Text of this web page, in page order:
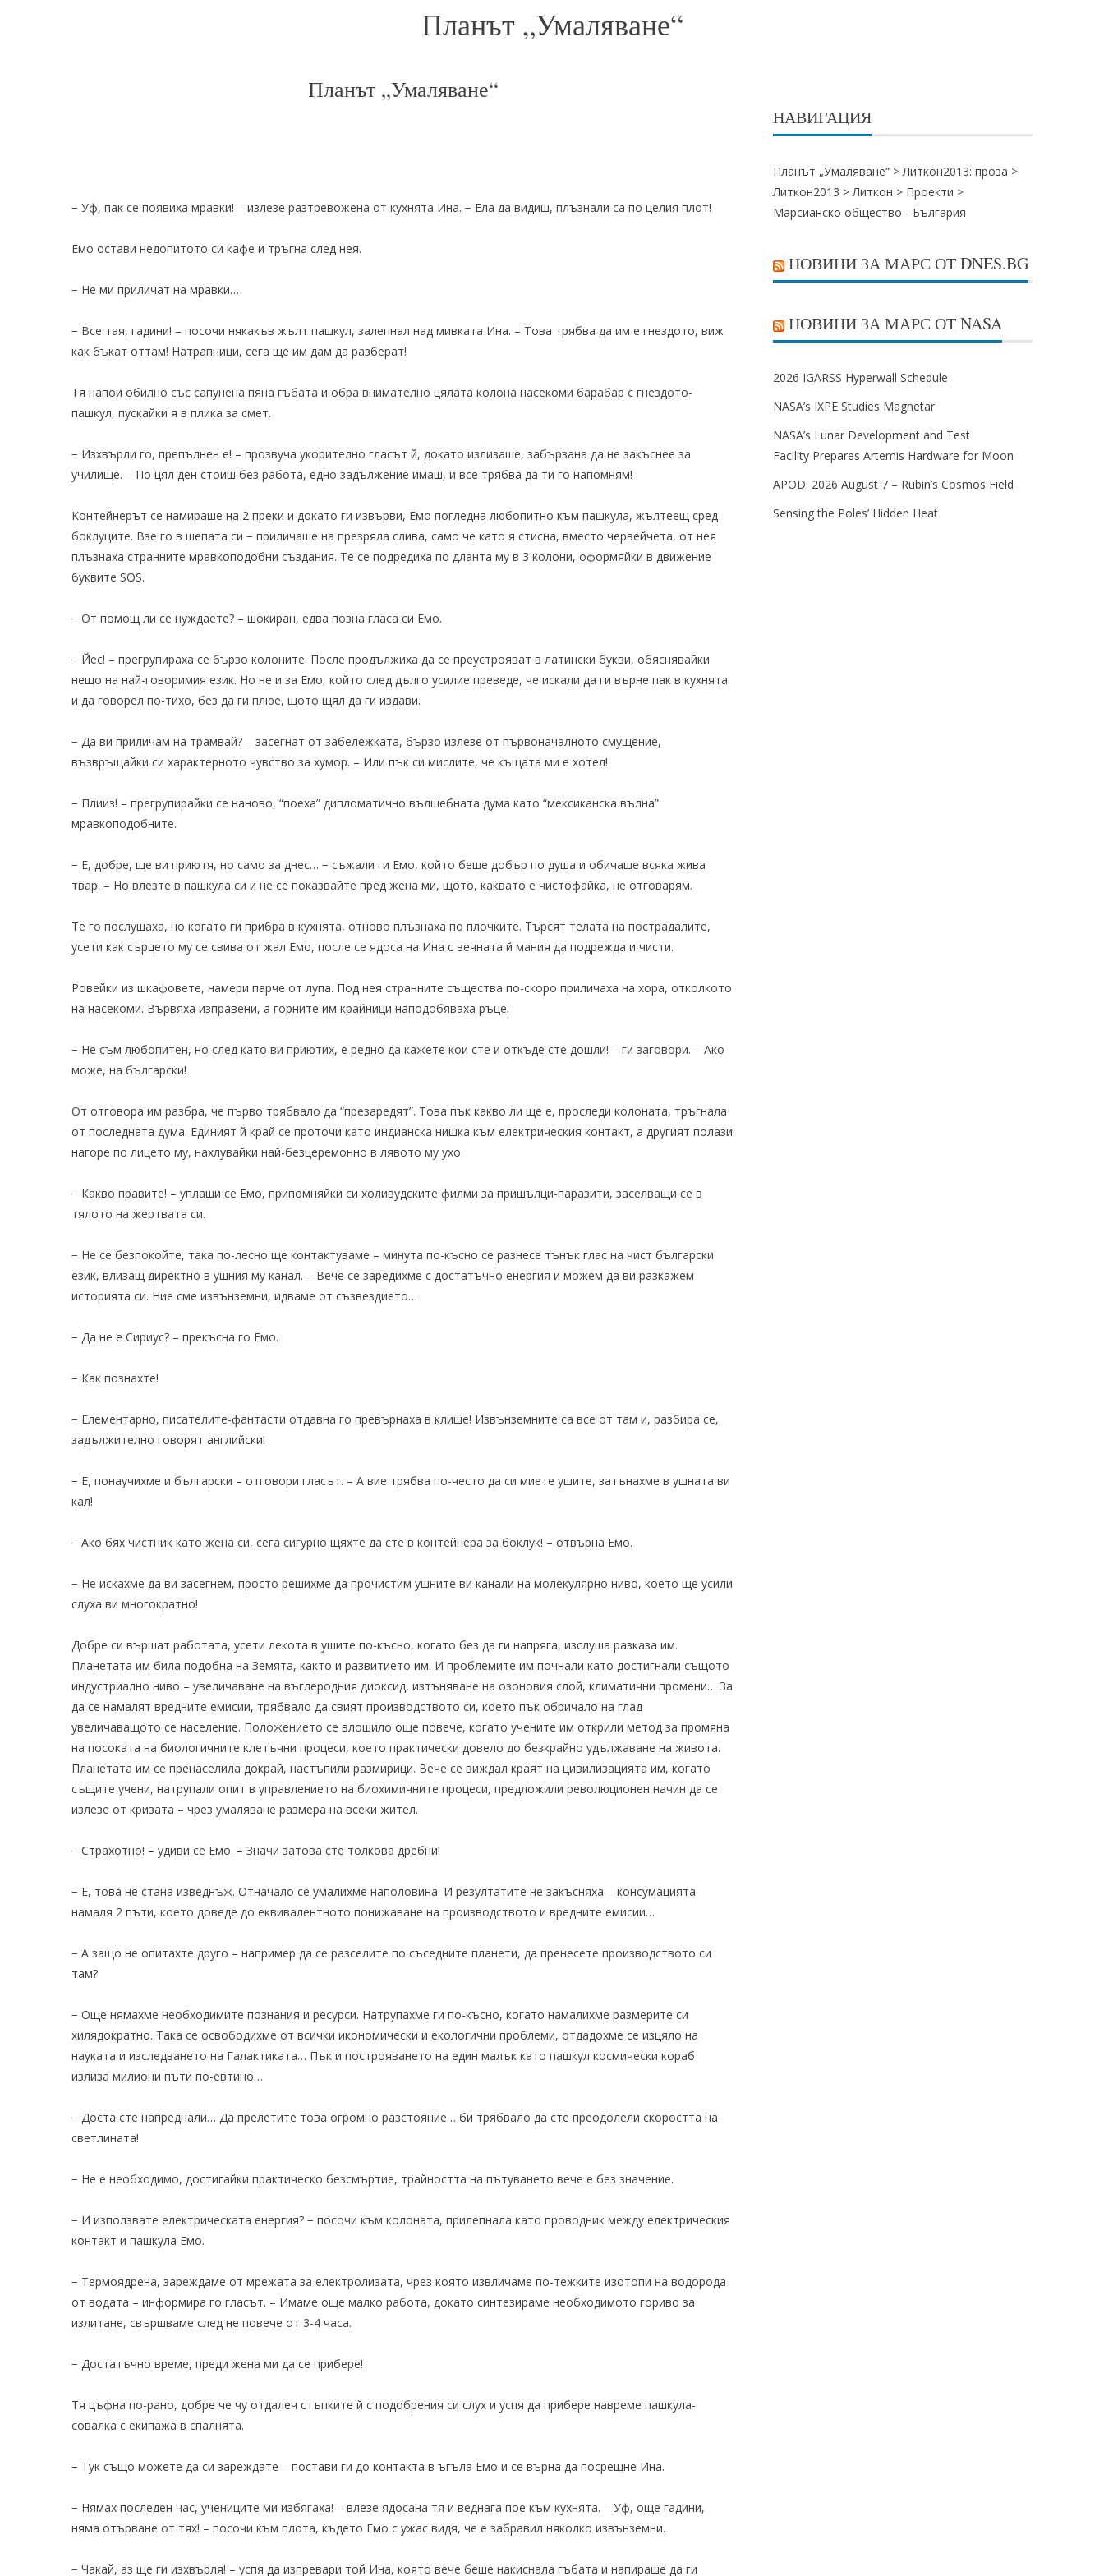
Планът „Умаляване“
Планът „Умаляване“
− Уф, пак се появиха мравки! – излезе разтревожена от кухнята Ина. − Eла да видиш, плъзнали са по целия плот!
Емо остави недопитото си кафе и тръгна след нея.
− Не ми приличат на мравки…
− Все тая, гадини! – посочи някакъв жълт пашкул, залепнал над мивката Ина. – Това трябва да им е гнездото, виж
как бъкат оттам! Натрапници, сега ще им дам да разберат!
Тя напои обилно със сапунена пяна гъбата и обра внимателно цялата колона насекоми барабар с гнездото-
пашкул, пускайки я в плика за смет.
− Изхвърли го, препълнен е! – прозвуча укорително гласът й, докато излизаше, забързана да не закъснее за
училище. – По цял ден стоиш без работа, едно задължение имаш, и все трябва да ти го напомням!
Контейнерът се намираше на 2 преки и докато ги извърви, Емо погледна любопитно към пашкула, жълтеещ сред
боклуците. Взе го в шепата си − приличаше на презряла слива, само че като я стисна, вместо червейчета, от нея
плъзнаха странните мравкоподобни създания. Те се подредиха по дланта му в 3 колони, оформяйки в движение
буквите SОS.
− От помощ ли се нуждаете? – шокиран, едва позна гласа си Емо.
− Йес! – прегрупираха се бързо колоните. После продължиха да се преустрояват в латински букви, обяснявайки
нещо на най-говоримия език. Но не и за Емо, който след дълго усилие преведе, че искали да ги върне пак в кухнята
и да говорел по-тихо, без да ги плюе, щото щял да ги издави.
− Да ви приличам на трамвай? – засегнат от забележката, бързо излезе от първоначалното смущение,
възвръщайки си характерното чувство за хумор. – Или пък си мислите, че къщата ми е хотел!
− Плииз! – прегрупирайки се наново, “поеха” дипломатично вълшебната дума като “мексиканска вълна”
мравкоподобните.
− Е, добре, ще ви приютя, но само за днес… − съжали ги Емо, който беше добър по душа и обичаше всяка жива
твар. – Но влезте в пашкула си и не се показвайте пред жена ми, щото, каквато е чистофайка, не отговарям.
Те го послушаха, но когато ги прибра в кухнята, отново плъзнаха по плочките. Търсят телата на пострадалите,
усети как сърцето му се свива от жал Емо, после се ядоса на Ина с вечната й мания да подрежда и чисти.
Ровейки из шкафовете, намери парче от лупа. Под нея странните същества по-скоро приличаха на хора, отколкото
на насекоми. Вървяха изправени, а горните им крайници наподобяваха ръце.
− Не съм любопитен, но след като ви приютих, е редно да кажете кои сте и откъде сте дошли! – ги заговори. – Ако
може, на български!
От отговора им разбра, че първо трябвало да “презаредят”. Това пък какво ли ще е, проследи колоната, тръгнала
от последната дума. Единият й край се проточи като индианска нишка към електрическия контакт, а другият полази
нагоре по лицето му, нахлувайки най-безцеремонно в лявото му ухо.
− Какво правите! – уплаши се Емо, припомняйки си холивудските филми за пришълци-паразити, заселващи се в
тялото на жертвата си.
− Не се безпокойте, така по-лесно ще контактуваме – минута по-късно се разнесе тънък глас на чист български
език, влизащ директно в ушния му канал. – Вече се заредихме с достатъчно енергия и можем да ви разкажем
историята си. Ние сме извънземни, идваме от съзвездието…
− Да не е Сириус? – прекъсна го Емо.
− Как познахте!
− Елементарно, писателите-фантасти отдавна го превърнаха в клише! Извънземните са все от там и, разбира се,
задължително говорят английски!
− Е, понаучихме и български – отговори гласът. – А вие трябва по-често да си миете ушите, затънахме в ушната ви
кал!
− Ако бях чистник като жена си, сега сигурно щяхте да сте в контейнера за боклук! – отвърна Емо.
− Не искахме да ви засегнем, просто решихме да прочистим ушните ви канали на молекулярно ниво, което ще усили
слуха ви многократно!
Добре си вършат работата, усети лекота в ушите по-късно, когато без да ги напряга, изслуша разказа им.
Планетата им била подобна на Земята, както и развитието им. И проблемите им почнали като достигнали същото
индустриално ниво – увеличаване на въглеродния диоксид, изтъняване на озоновия слой, климатични промени… За
да се намалят вредните емисии, трябвало да свият производството си, което пък обричало на глад
увеличаващото се население. Положението се влошило още повече, когато учените им открили метод за промяна
на посоката на биологичните клетъчни процеси, което практически довело до безкрайно удължаване на живота.
Планетата им се пренаселила докрай, настъпили размирици. Вече се виждал краят на цивилизацията им, когато
същите учени, натрупали опит в управлението на биохимичните процеси, предложили революционен начин да се
излезе от кризата – чрез умаляване размера на всеки жител.
− Страхотно! – удиви се Емо. – Значи затова сте толкова дребни!
− Е, това не стана изведнъж. Отначало се умалихме наполовина. И резултатите не закъсняха – консумацията
намаля 2 пъти, което доведе до еквивалентното понижаване на производството и вредните емисии…
− А защо не опитахте друго – например да се разселите по съседните планети, да пренесете производството си
там?
− Още нямахме необходимите познания и ресурси. Натрупахме ги по-късно, когато намалихме размерите си
хилядократно. Така се освободихме от всички икономически и екологични проблеми, отдадохме се изцяло на
науката и изследването на Галактиката… Пък и построяването на един малък като пашкул космически кораб
излиза милиони пъти по-евтино…
− Доста сте напреднали… Да прелетите това огромно разстояние… би трябвало да сте преодолели скоростта на
светлината!
− Не е необходимо, достигайки практическо безсмъртие, трайността на пътуването вече е без значение.
− И използвате електрическата енергия? − посочи към колоната, прилепнала като проводник между електрическия
контакт и пашкула Емо.
− Термоядрена, зареждаме от мрежата за електролизата, чрез която извличаме по-тежките изотопи на водорода
от водата – информира го гласът. – Имаме още малко работа, докато синтезираме необходимото гориво за
излитане, свършваме след не повече от 3-4 часа.
− Достатъчно време, преди жена ми да се прибере!
Тя цъфна по-рано, добре че чу отдалеч стъпките й с подобрения си слух и успя да прибере навреме пашкула-
совалка с екипажа в спалнята.
− Тук също можете да си зареждате – постави ги до контакта в ъгъла Емо и се върна да посрещне Ина.
− Нямах последен час, учениците ми избягаха! – влезе ядосана тя и веднага пое към кухнята. – Уф, още гадини,
няма отърване от тях! – посочи към плота, където Емо с ужас видя, че е забравил няколко извънземни.
− Чакай, аз ще ги изхвърля! – успя да изпревари той Ина, която вече беше накиснала гъбата и напираше да ги
НАВИГАЦИЯ
Планът „Умаляване“ >Литкон2013: проза >
Литкон2013 >Литкон > Проекти >
Марсианско общество - България
НОВИНИ ЗА МАРС ОТ DNES.BG
НОВИНИ ЗА МАРС ОТ NASA
2026 IGARSS Hyperwall Schedule
NASA’s IXPE Studies Magnetar
NASA’s Lunar Development and Test
Facility Prepares Artemis Hardware for Moon
APOD: 2026 August 7 – Rubin’s Cosmos Field
Sensing the Poles’ Hidden Heat